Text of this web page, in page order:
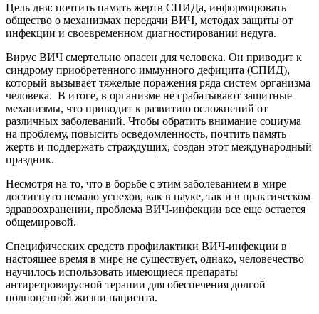
Цель дня: почтить память жертв СПИДа, информировать
общество о механизмах передачи ВИЧ, методах защиты от
инфекции и своевременном диагностировании недуга.
Вирус ВИЧ смертельно опасен для человека. Он приводит к
синдрому приобретенного иммунного дефицита (СПИД),
который вызывает тяжелые поражения ряда систем организма
человека. В итоге, в организме не срабатывают защитные
механизмы, что приводит к развитию осложнений от
различных заболеваний. Чтобы обратить внимание социума
на проблему, повысить осведомленность, почтить память
жертв и поддержать страждущих, создан этот международный
праздник.
Несмотря на то, что в борьбе с этим заболеванием в мире
достигнуто немало успехов, как в науке, так и в практическом
здравоохранении, проблема ВИЧ-инфекции все еще остается
общемировой.
Специфических средств профилактики ВИЧ-инфекции в
настоящее время в мире не существует, однако, человечество
научилось использовать имеющиеся препараты
антиретровирусной терапии для обеспечения долгой
полноценной жизни пациента.